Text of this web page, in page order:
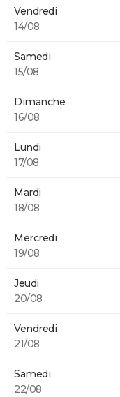
Vendredi
14/08
Samedi
15/08
Dimanche
16/08
Lundi
17/08
Mardi
18/08
Mercredi
19/08
Jeudi
20/08
Vendredi
21/08
Samedi
22/08